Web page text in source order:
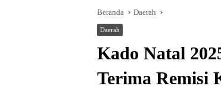
Beranda Daerah
Daerah
Kado Natal
Terima Remisi